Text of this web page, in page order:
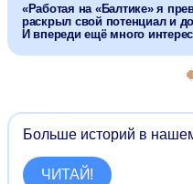
«Работая на «Балтике» я
раскрыл свой потенциал и
И впереди ещё много
Больше историй в
ЧИТАЙ!